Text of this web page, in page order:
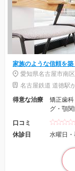
家族のような信頼を
愛知県名古屋市南
名古屋鉄道 道徳駅
得意な治療
矯正歯
グ・顎
口コミ
休診日
水曜日・